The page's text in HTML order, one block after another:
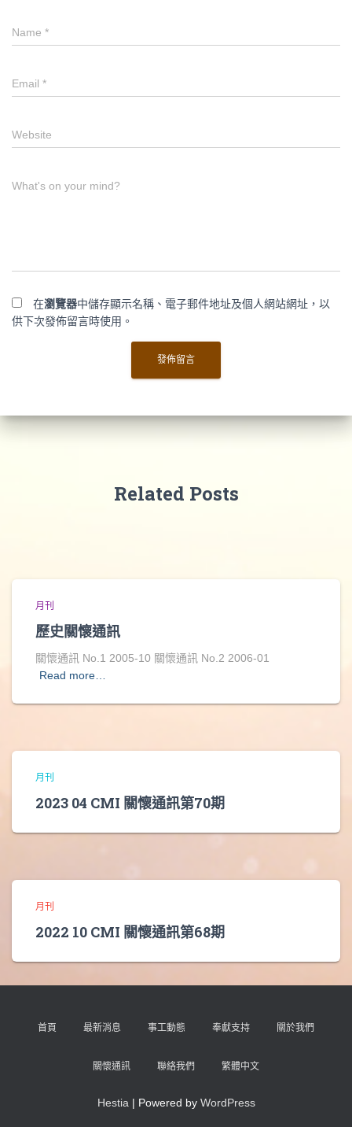
Name *
Email *
Website
What's on your mind?
在瀏覽器中儲存顯示名稱、電子郵件地址及個人網站網址，以
供下次發佈留言時使用。
Related Posts
月刊
歷史關懷通訊
關懷通訊 No.1 2005-10 關懷通訊 No.2 2006-01
Read more…
月刊
2023 04 CMI 關懷通訊第70期
月刊
2022 10 CMI 關懷通訊第68期
首頁 最新消息 事工動態 奉獻支持 關於我們
關懷通訊 聯絡我們 繁體中文
Hestia| Powered by WordPress